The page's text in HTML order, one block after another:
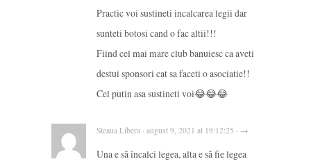
Practic voi sustineti incalcarea legii dar
sunteti botosi cand o fac altii!!!
Fiind cel mai mare club banuiesc ca aveti
destui sponsori cat sa faceti o asociatie!!
Cel putin asa sustineti voi😂😂😂
Steaua Libera · august 9, 2021 at 19:12:25 · →
Una e să încalci legea, alta e să fie legea